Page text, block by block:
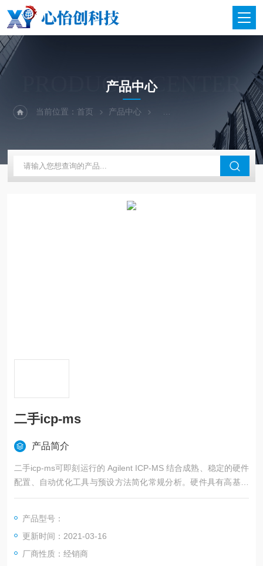
PRODUCTS CENTER
产品中心
当前位置：首页 产品中心 二手仪器-光谱-色谱-质谱
二手icp-ms
产品简介
二手icp-ms可即刻运行的 Agilent ICP-MS 结合成熟、稳定的硬件
配置、自动优化工具与预设方法简化常规分析。硬件具有高基体
耐受能力、宽动态范围并能对多原子干扰进行有效控制，可消除
用，因此您可以快速获得多种样品类型的可靠结果。
产品型号：
更新时间：2021-03-16
厂商性质：经销商